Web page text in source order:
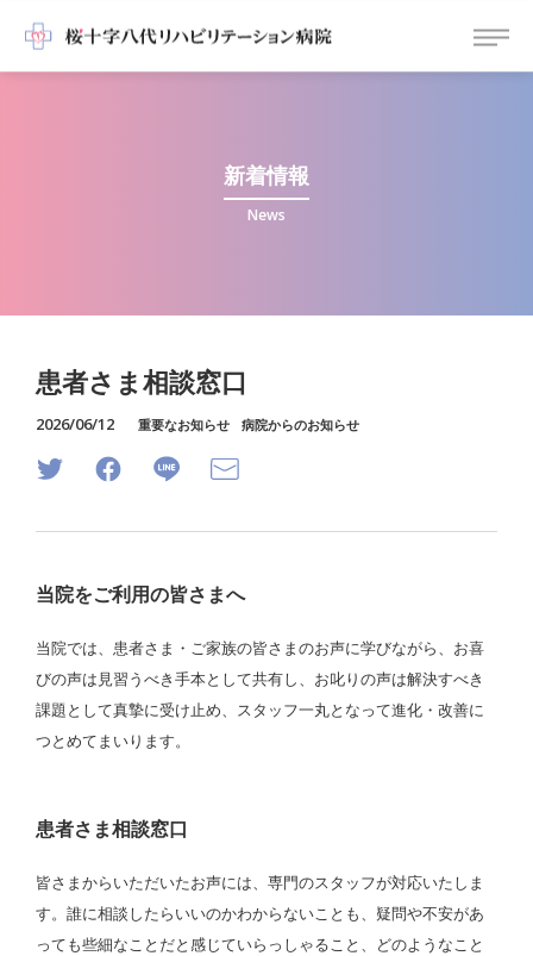
新着情報
News
患者さま相談窓口
2026/06/12 重要なお知らせ 病院からのお知らせ
当院をご利用の皆さまへ
当院では、患者さま・ご家族の皆さまのお声に学びながら、お喜
びの声は見習うべき手本として共有し、お叱りの声は解決すべき
課題として真摯に受け止め、スタッフ一丸となって進化・改善に
つとめてまいります。
患者さま相談窓口
皆さまからいただいたお声には、専門のスタッフが対応いたしま
す。誰に相談したらいいのかわからないことも、疑問や不安があ
っても些細なことだと感じていらっしゃること、どのようなこと